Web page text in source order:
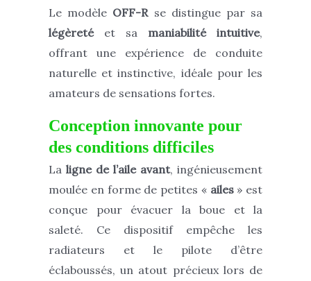
Le modèle OFF-Rse distingue par sa
légèreté et sa maniabilité intuitive,
offrant une expérience de conduite
naturelle et instinctive, idéale pour les
amateurs de sensations fortes.
Conception innovante pour
des conditions difficiles
La ligne de l’aile avant, ingénieusement
moulée en forme de petites « ailes » est
conçue pour évacuer la boue et la
saleté. Ce dispositif empêche les
radiateurs et le pilote d’être
éclaboussés, un atout précieux lors de